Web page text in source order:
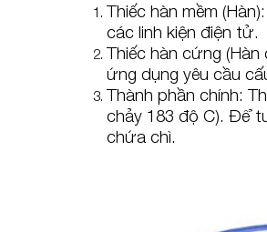
Thiếc hàn mềm
các linh kiện điện tử.
Thiếc hàn cứng
ứng dụng yêu cầu
Thành phần chính:
chảy 183 độ C). Để
chứa chì.